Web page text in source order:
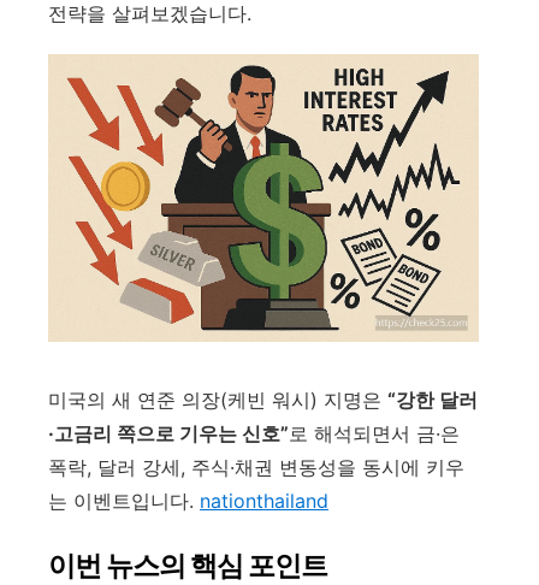
전략을 살펴보겠습니다.
미국의 새 연준 의장(케빈 워시) 지명은 “강한 달러
·고금리 쪽으로 기우는 신호”로 해석되면서 금·은
폭락, 달러 강세, 주식·채권 변동성을 동시에 키우
는 이벤트입니다. nationthailand
이번 뉴스의 핵심 포인트